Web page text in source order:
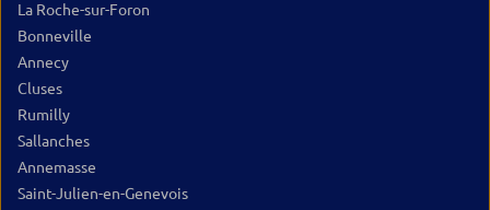
La Roche-sur-Foron
Bonneville
Annecy
Cluses
Rumilly
Sallanches
Annemasse
Saint-Julien-en-Genevois